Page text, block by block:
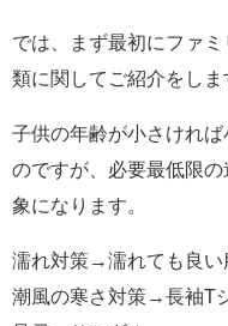
では、まず最初にファ
類に関してご紹介をしま
子供の年齢が小さければ
のですが、必要最低限
象になります。
濡れ対策→濡れても良い
潮風の寒さ対策→長袖T